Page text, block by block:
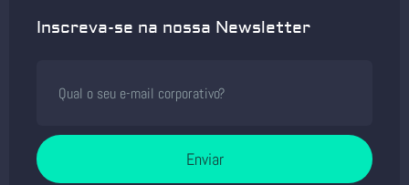
Inscreva-se na nossa Newsletter
Enviar